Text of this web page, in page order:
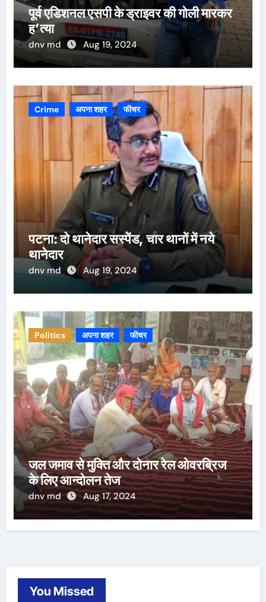
पूर्व एडिशनल एसपी के ड्राइवर की गोली मारकर
ह’त्या
dnv md Aug 19, 2024
Crime अपना शहर फीचर
पटना: दो थानेदार सस्पेंड, चार थानों में नये
थानेदार
dnv md Aug 19, 2024
Politics अपना शहर फीचर
जल जमाव से मुक्ति और दोनार रेल ओवरब्रिज
के लिए आन्दोलन तेज
dnv md Aug 17, 2024
You Missed